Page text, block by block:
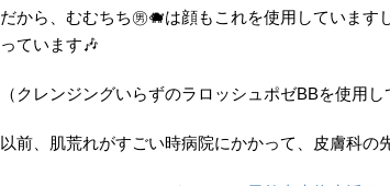
だから、むむちち㊚🐗は顔もこれを使用しています
っています🎶
（クレンジングいらずのラロッシュポゼBBを使用し
以前、肌荒れがすごい時病院にかかって、皮膚科の